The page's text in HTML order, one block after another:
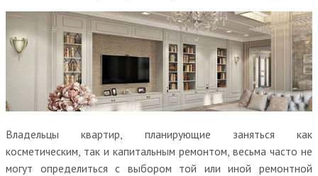
Владельцы квартир, планирующие заняться как
косметическим, так и капитальным ремонтом, весьма часто не
могут определиться с выбором той или иной ремонтной